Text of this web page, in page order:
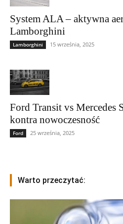
System ALA – aktywna
Lamborghini
Lamborghini 15 września, 2025
Ford Transit vs Mercedes
kontra nowoczesność
Ford 25 września, 2025
Warto przeczytać: